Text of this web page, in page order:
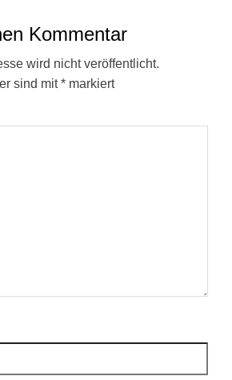
Kommentar
wird nicht veröffentlicht.
sind mit* markiert